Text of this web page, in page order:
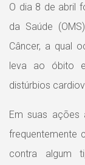
O dia 8 de abril
da Saúde
Câncer, a qual
leva ao óbito
distúrbios
Em suas ações
frequentemente
contra algum